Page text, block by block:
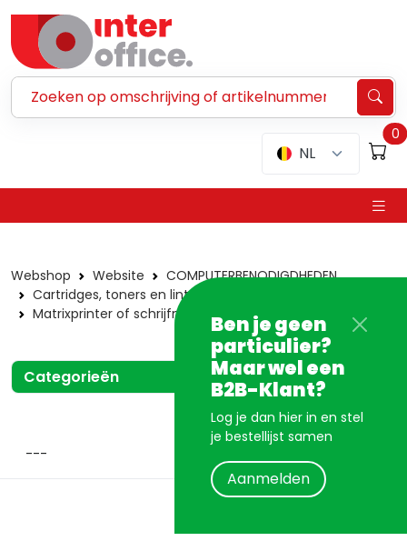
NL
0
Ben je geen
particulier?
Maar wel een
B2B-Klant?
Log je dan hier in en stel
je bestellijst samen
Aanmelden
Webshop Website
COMPUTERBENODIGDHEDEN
Cartridges, toners en linten
Matrixprinter of schrijfmachine
Oki
Categorieën